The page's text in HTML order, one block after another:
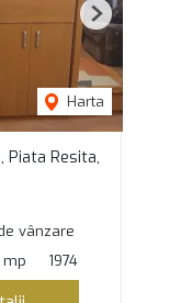
Harta
Next
Piata Resita,
vânzare
1974